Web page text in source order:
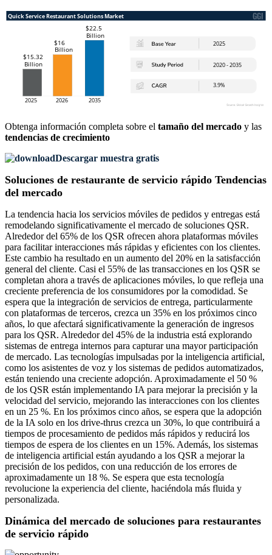
Obtenga información completa sobre el tamaño del mercado y las
tendencias de crecimiento
Descargar muestra gratis
Soluciones de restaurante de servicio rápido Tendencias
del mercado
La tendencia hacia los servicios móviles de pedidos y entregas está
remodelando significativamente el mercado de soluciones QSR.
Alrededor del 65% de los QSR ofrecen ahora plataformas móviles
para facilitar interacciones más rápidas y eficientes con los clientes.
Este cambio ha resultado en un aumento del 20% en la satisfacción
general del cliente. Casi el 55% de las transacciones en los QSR se
completan ahora a través de aplicaciones móviles, lo que refleja una
creciente preferencia de los consumidores por la comodidad. Se
espera que la integración de servicios de entrega, particularmente
con plataformas de terceros, crezca un 35% en los próximos cinco
años, lo que afectará significativamente la generación de ingresos
para los QSR. Alrededor del 45% de la industria está explorando
sistemas de entrega internos para capturar una mayor participación
de mercado. Las tecnologías impulsadas por la inteligencia artificial,
como los asistentes de voz y los sistemas de pedidos automatizados,
están teniendo una creciente adopción. Aproximadamente el 50 %
de los QSR están implementando IA para mejorar la precisión y la
velocidad del servicio, mejorando las interacciones con los clientes
en un 25 %. En los próximos cinco años, se espera que la adopción
de la IA solo en los drive-thrus crezca un 30%, lo que contribuirá a
tiempos de procesamiento de pedidos más rápidos y reducirá los
tiempos de espera de los clientes en un 15%. Además, los sistemas
de inteligencia artificial están ayudando a los QSR a mejorar la
precisión de los pedidos, con una reducción de los errores de
aproximadamente un 18 %. Se espera que esta tecnología
revolucione la experiencia del cliente, haciéndola más fluida y
personalizada.
Dinámica del mercado de soluciones para restaurantes
de servicio rápido